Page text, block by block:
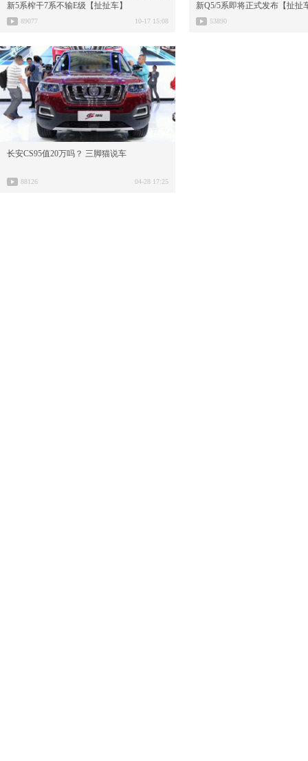
新5系榨干7系不输E级【扯扯车】
89077 10-17 15:08
新Q5/5系即将正式发布【扯扯
53890
07:52
长安CS95值20万吗？ 三脚猫说车
88126 04-28 17:25